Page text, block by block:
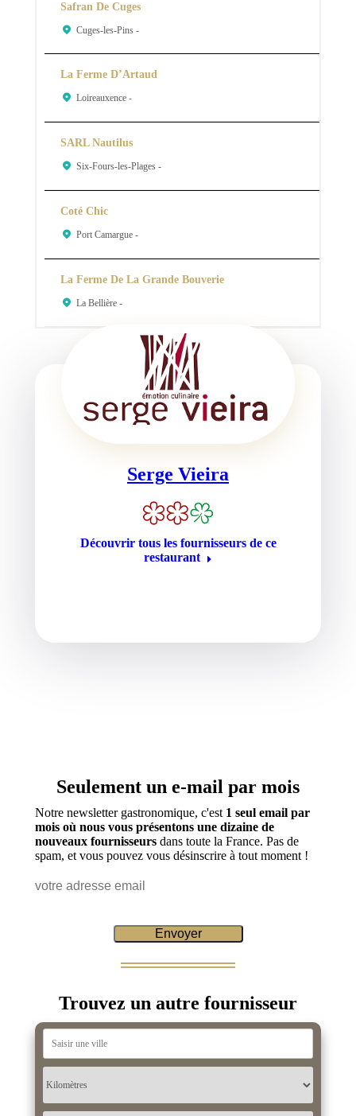
Safran De Cuges
Cuges-les-Pins -
La Ferme D’Artaud
Loireauxence -
SARL Nautilus
Six-Fours-les-Plages -
Coté Chic
Port Camargue -
La Ferme De La Grande Bouverie
La Bellière -
Serge Vieira
Découvrir tous les fournisseurs de ce
restaurant
Seulement un e-mail par mois
Notre newsletter gastronomique, c'est 1 seul email par
mois où nous vous présentons une dizaine de
nouveaux fournisseurs dans toute la France. Pas de
spam, et vous pouvez vous désinscrire à tout moment !
Trouvez un autre fournisseur